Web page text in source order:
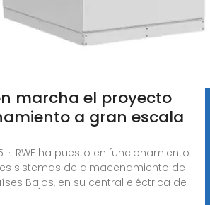
marcha el proyecto
a gran escala
· RWE ha puesto en funcionamiento
sistemas de almacenamiento de
Bajos, en su central eléctrica de